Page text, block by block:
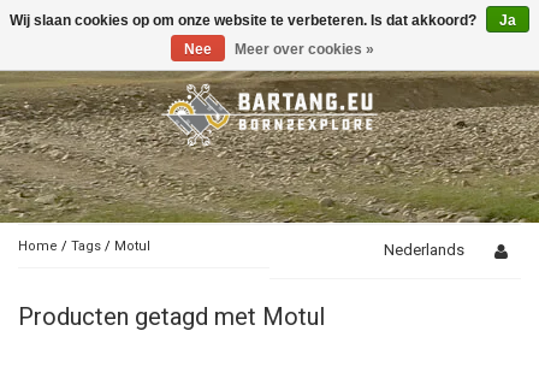
Toggle
Home / Tags / Motul Nederlands
Producten getagd met Motul
Wij slaan cookies op om onze website te verbeteren. Is dat akkoord?
Ja
Nee
Meer over cookies »